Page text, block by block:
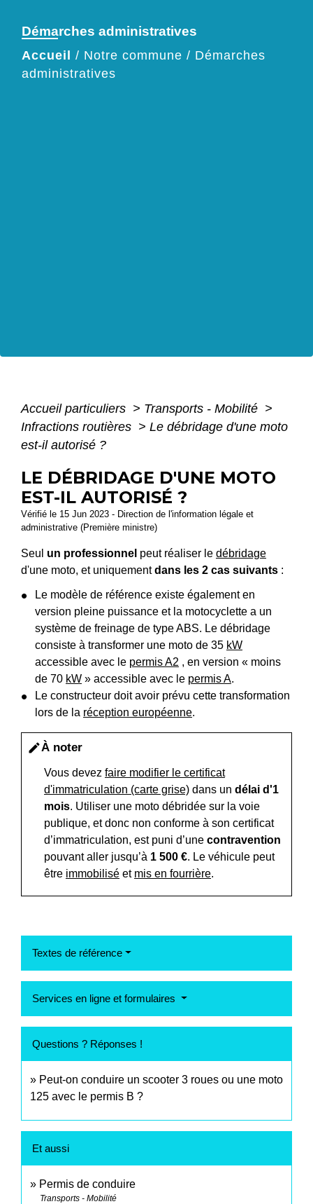
Démarches administratives
Accueil / Notre commune / Démarches
administratives
Accueil particuliers > Transports - Mobilité >
Infractions routières > Le débridage d'une moto
est-il autorisé ?
LE DÉBRIDAGE D'UNE MOTO
EST-IL AUTORISÉ ?
Vérifié le 15 Jun 2023 - Direction de l'information légale et
administrative (Première ministre)
Seul un professionnel peut réaliser le débridage
d'une moto, et uniquementdans les 2 cas suivants :
Le modèle de référence existe également en
version pleine puissance et la motocyclette a un
système de freinage de type ABS. Le débridage
consiste à transformer une moto de 35 kW
accessible avec le permis A2 , en version « moins
de 70 kW » accessible avec le permis A.
Le constructeur doit avoir prévu cette transformation
lors de la réception européenne.
editÀ noter
Vous devez faire modifier le certificat
d'immatriculation (carte grise) dans un délai d'1
mois. Utiliser une moto débridée sur la voie
publique, et donc non conforme à son certificat
d’immatriculation, est puni d’une contravention
pouvant aller jusqu’à 1 500 €. Le véhicule peut
être immobilisé et mis en fourrière.
Textes de référence
Services en ligne et formulaires
Questions ? Réponses !
Peut-on conduire un scooter 3 roues ou une moto
125 avec le permis B ?
Et aussi
Permis de conduire
Transports - Mobilité